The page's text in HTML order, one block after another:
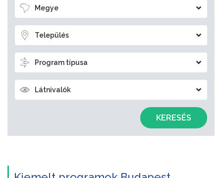
Megye
Település
Program típusa
Látnivalók
KERESÉS